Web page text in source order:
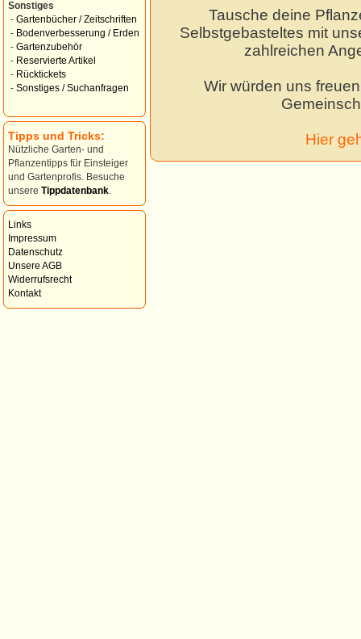
Sonstiges
- Gartenbücher / Zeitschriften
- Bodenverbesserung / Erden
- Gartenzubehör
- Reservierte Artikel
- Rücktickets
- Sonstiges / Suchanfragen
Tipps und Tricks:
Nützliche Garten- und
Pflanzentipps für Einsteiger
und Gartenprofis. Besuche
unsere Tippdatenbank
Links
Impressum
Datenschutz
Unsere AGB
Widerrufsrecht
Kontakt
Tausche deine
Selbstgebasteltes mit
zahlreichen
Wir würden uns
Hier